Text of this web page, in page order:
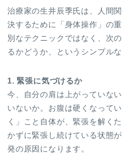
治療家の生井辰季氏は、人間
決するために「身体操作」の
別なテクニックではなく、次
るかどうか、というシンプル
1. 緊張に気づけるか
今、自分の肩は上がっていな
いないか。お腹は硬くなって
く」こと自体が、緊張を解く
かずに緊張し続けている状態
発の原因になります。